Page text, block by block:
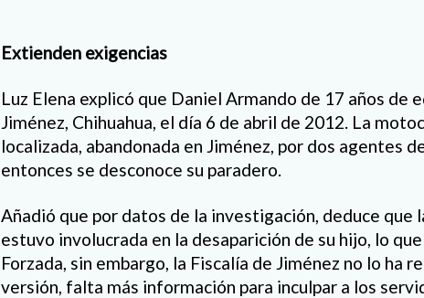
Extienden exigencias
Luz Elena explicó que Daniel Armando de 17 años de
Jiménez, Chihuahua, el día 6 de abril de 2012. La
localizada, abandonada en Jiménez, por dos agentes
entonces se desconoce su paradero.
Añadió que por datos de la investigación, deduce que
estuvo involucrada en la desaparición de su hijo, lo
Forzada, sin embargo, la Fiscalía de Jiménez no lo ha
versión, falta más información para inculpar a los